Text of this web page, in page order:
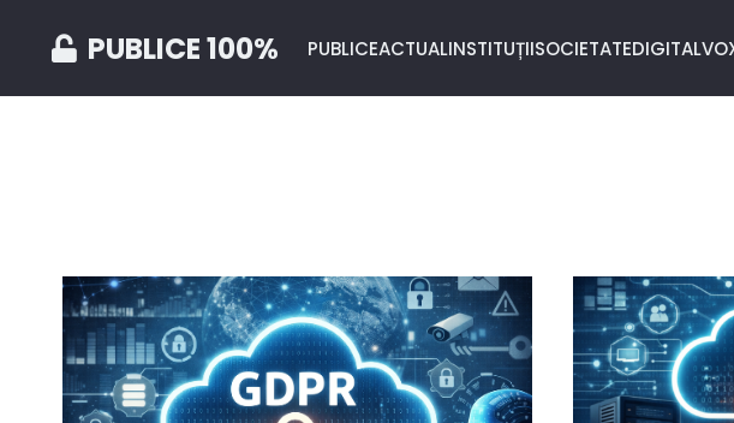
PUBLICE 100% PUBLICEACTUALINSTITUȚIISOCIETATEDIGITAL